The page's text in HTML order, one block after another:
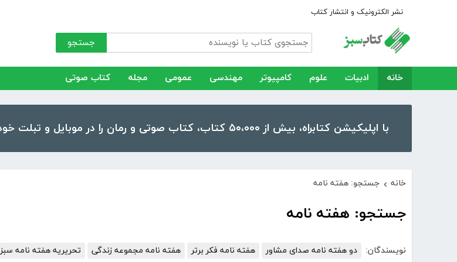
نشر الکترونیک و انتشار کتاب
جستجو
خانه ادبیات علوم کامپیوتر مهندسی عمومی مجله کتاب صوتی
با اپلیکیشن کتابراه، بیش از ۵۰،۰۰۰ کتاب، کتاب صوتی و رمان را در موبایل و تبلت خود داشته باشید!
خانه › جستجو: هفته نامه
جستجو: هفته نامه
نویسندگان: دو هفته نامه صدای مشاور هفته نامه فکر برتر هفته نامه مجموعه زندگی تحریریه هفته نامه سبز